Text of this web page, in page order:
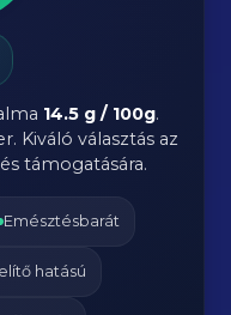
14.5 g / 100g.
Kiváló választás az
támogatására.
Emésztésbarát
hatású